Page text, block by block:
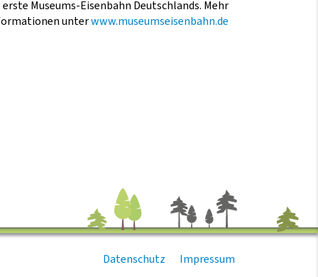
erste Museums-Eisenbahn Deutschlands. Mehr
unterwww.museumseisenbahn.de
Datenschutz Impressum